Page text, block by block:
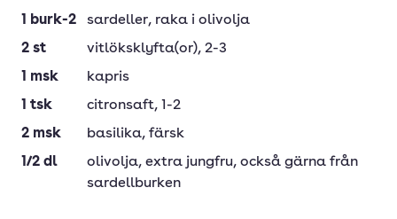
1
burk-2 sardeller, raka i olivolja
2 st vitlöksklyfta(or), 2-3
1 msk
kapris
1 tsk citronsaft, 1-2
2 msk basilika, färsk
1/2 dl olivolja, extra jungfru, också gärna från
sardellburken